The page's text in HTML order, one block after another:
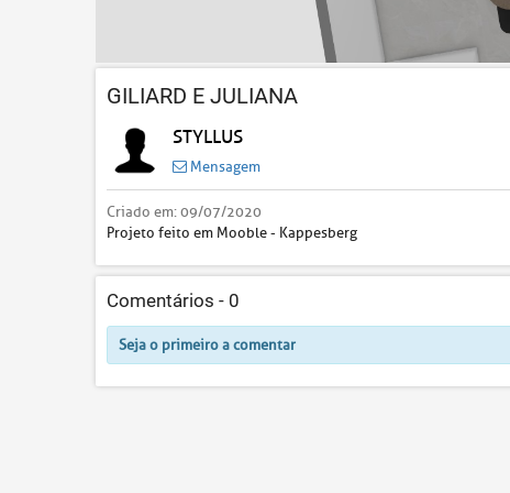
GILIARD E JULIANA
STYLLUS
Mensagem
Criado em:09/07/2020
Projeto feito em Mooble - Kappesberg
Comentários - 0
Seja o primeiro a comentar